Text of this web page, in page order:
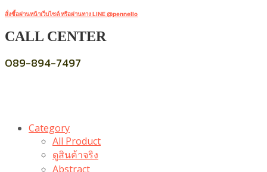
สั่งซื้อผ่านหน้าเว็บไซต์ หรือผ่านทาง LINE @pennello
CALL CENTER
089-894-7497
Category
All Product
ดูสินค้าจริง
Abstract